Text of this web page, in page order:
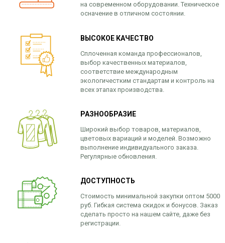
на современном оборудовании. Техническое
осначение в отличном состоянии.
ВЫСОКОЕ КАЧЕСТВО
Сплоченная команда профессионалов,
выбор качественных материалов,
соответствие международным
экологичестким стандартам и контроль на
всех этапах производства.
РАЗНООБРАЗИЕ
Широкий выбор товаров, материалов,
цветовых вариаций и моделей. Возможно
выполнение индивидуального заказа.
Регулярные обновления.
ДОСТУПНОСТЬ
Стоимость минимальной закупки оптом 5000
руб. Гибкая система скидок и бонусов. Заказ
сделать просто на нашем сайте, даже без
регистрации.